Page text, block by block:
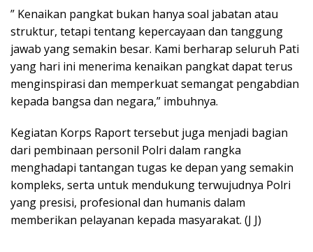
” Kenaikan pangkat bukan hanya soal jabatan atau
struktur, tetapi tentang kepercayaan dan tanggung
jawab yang semakin besar. Kami berharap seluruh Pati
yang hari ini menerima kenaikan pangkat dapat terus
menginspirasi dan memperkuat semangat pengabdian
kepada bangsa dan negara,” imbuhnya.
Kegiatan Korps Raport tersebut juga menjadi bagian
dari pembinaan personil Polri dalam rangka
menghadapi tantangan tugas ke depan yang semakin
kompleks, serta untuk mendukung terwujudnya Polri
yang presisi, profesional dan humanis dalam
memberikan pelayanan kepada masyarakat. (J J)